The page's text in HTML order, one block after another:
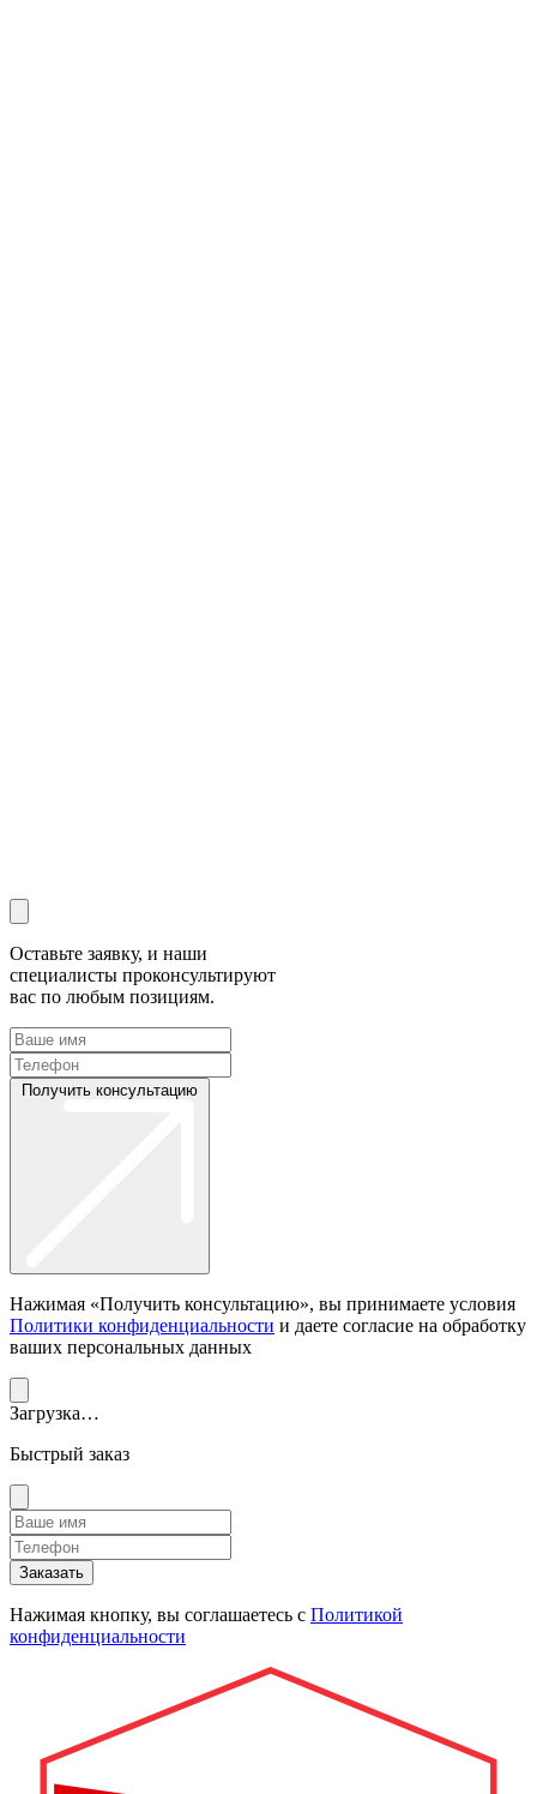
Оставьте заявку, и наши
специалисты проконсультируют
вас по любым позициям.
Получить консультацию
Нажимая «Получить консультацию», вы принимаете условия
Политики конфиденциальности и даете согласие на обработку
ваших персональных данных
Загрузка…
Быстрый заказ
Заказать
Нажимая кнопку, вы соглашаетесь с Политикой
конфиденциальности